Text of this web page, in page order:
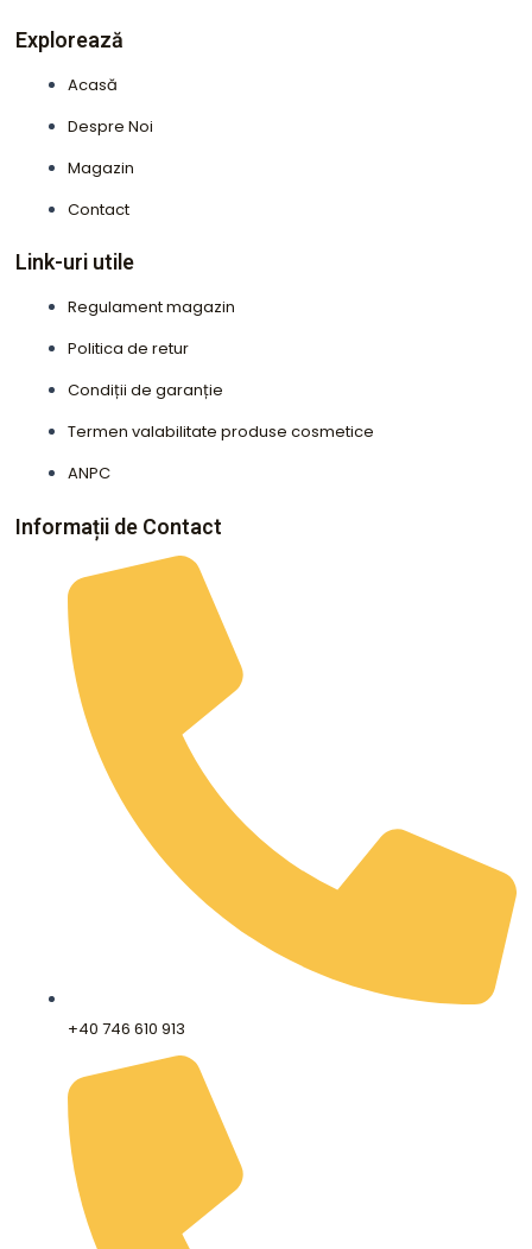
Explorează
Acasă
Despre Noi
Magazin
Contact
Link-uri utile
Regulament magazin
Politica de retur
Condiții de garanție
Termen valabilitate produse cosmetice
ANPC
Informații de Contact
+40 746 610 913